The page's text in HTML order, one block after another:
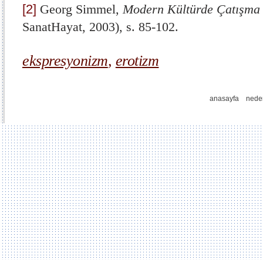
[2] Georg Simmel,Modern Kültürde Çatışma
SanatHayat, 2003), s. 85-102.
ekspresyonizm, erotizm
anasayfa